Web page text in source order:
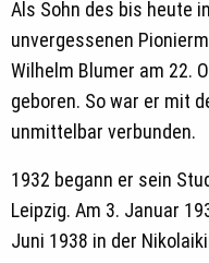
Als Sohn des bis heute
unvergessenen
Wilhelm Blumer am 22.
geboren. So war er mit
unmittelbar verbunden.
1932 begann er sein
Leipzig. Am 3. Januar
Juni 1938 in der